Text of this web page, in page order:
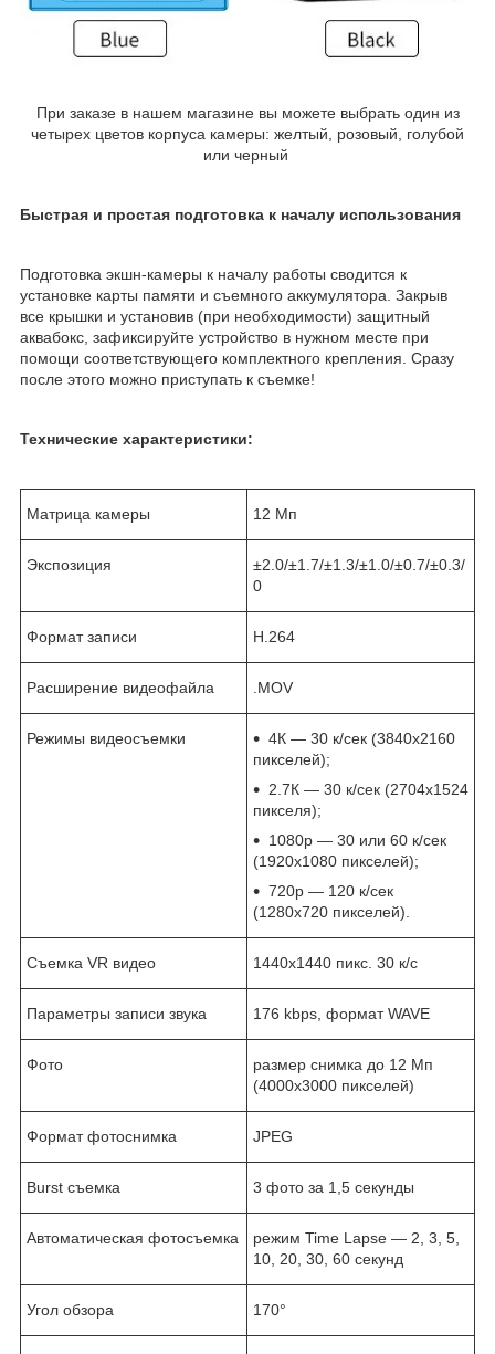
При заказе в нашем магазине вы можете выбрать один из
четырех цветов корпуса камеры: желтый, розовый, голубой
или черный
Быстрая и простая подготовка к началу использования
Подготовка экшн-камеры к началу работы сводится к
установке карты памяти и съемного аккумулятора. Закрыв
все крышки и установив (при необходимости) защитный
аквабокс, зафиксируйте устройство в нужном месте при
помощи соответствующего комплектного крепления. Сразу
после этого можно приступать к съемке!
Технические характеристики:
Матрица камеры 12 Мп
Экспозиция
±2.0/±1.7/±1.3/±1.0/±0.7/±0.3/
0
Формат записи H.264
Расширение видеофайла .MOV
Режимы видеосъемки
4К — 30 к/сек (3840х2160
пикселей);
2.7К — 30 к/сек (2704х1524
пикселя);
1080р — 30 или 60 к/сек
(1920х1080 пикселей);
720р — 120 к/сек
(1280х720 пикселей).
Съемка VR видео 1440х1440 пикс. 30 к/с
Параметры записи звука 176 kbps, формат WAVE
Фото
размер снимка до 12 Мп
(4000х3000 пикселей)
Формат фотоснимка JPEG
Burst съемка 3 фото за 1,5 секунды
Автоматическая фотосъемка
режим Time Lapse — 2, 3, 5,
10, 20, 30, 60 секунд
Угол обзора 170°